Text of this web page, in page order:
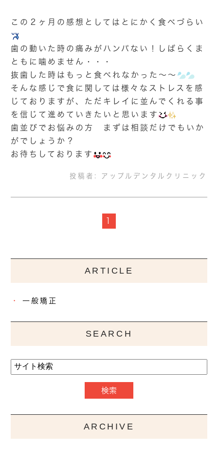
この２ヶ月の感想としてはとにかく食べづらい
歯の動いた時の痛みがハンパない！しばらくま
ともに噛めません・・・
抜歯した時はもっと食べれなかった～～
そんな感じで食に関しては様々なストレスを感
じておりますが、ただキレイに並んでくれる事
を信じて進めていきたいと思います
歯並びでお悩みの方 まずは相談だけでもいか
がでしょうか？
お待ちしております
投稿者: アップルデンタルクリニック
1
ARTICLE
一般矯正
SEARCH
ARCHIVE